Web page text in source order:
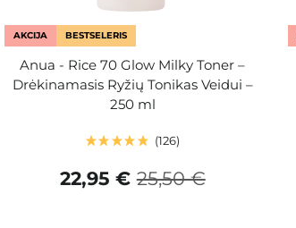
AKCIJA BESTSELERIS
Anua - Rice 70 Glow Milky Toner –
Drėkinamasis Ryžių Tonikas Veidui –
250 ml
126
25,50 €
22,95 €